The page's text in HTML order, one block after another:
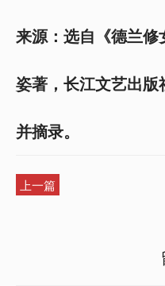
来源：选自《德兰
姿著，长江文艺出
并摘录。
上一篇